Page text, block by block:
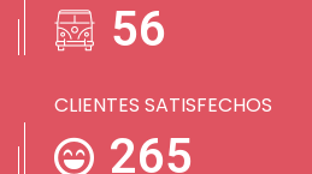
74
CLIENTES SATISFECHOS
351